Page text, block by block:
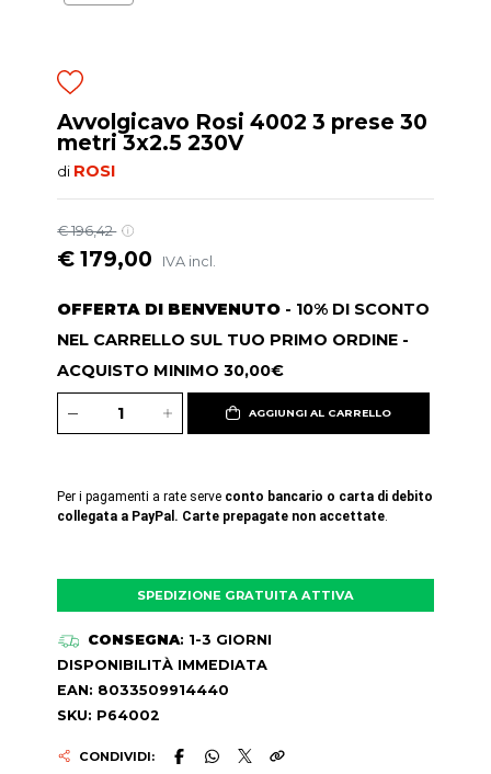
Avvolgicavo Rosi 4002 3 prese 30
metri 3x2.5 230V
di ROSI
€ 196,42
€ 179,00 IVA incl.
OFFERTA DI BENVENUTO - 10% DI SCONTO
NEL CARRELLO SUL TUO PRIMO ORDINE -
ACQUISTO MINIMO 30,00€
AGGIUNGI AL CARRELLO
Per i pagamenti a rate serve conto bancario o carta di debito
collegata a PayPal. Carte prepagate non accettate
SPEDIZIONE GRATUITA ATTIVA
CONSEGNA: 1-3 GIORNI
DISPONIBILITÀ IMMEDIATA
EAN: 8033509914440
SKU: P64002
CONDIVIDI: